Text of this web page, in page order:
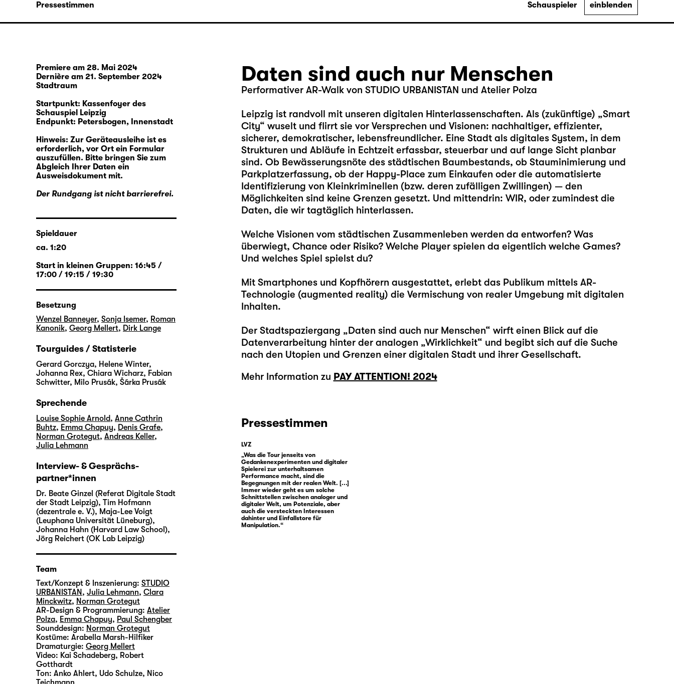
Pressestimmen Schauspieler einblenden
Daten sind auch nur Menschen
Performativer AR-Walk von STUDIO URBANISTAN und Atelier Polza
Leipzig ist randvoll mit unseren digitalen Hinterlassenschaf­ten. Als (zukünftige) „Smart
City“ wuselt und flirrt sie vor Versprechen und Visionen: nachhaltiger, effizienter,
sicherer, demokratischer, lebensfreundlicher. Eine Stadt als digitales System, in dem
Strukturen und Abläufe in Echtzeit erfassbar, steuerbar und auf lange Sicht planbar
sind. Ob Bewässerungs­nöte des städtischen Baumbestands, ob Stauminimierung und
Parkplatzerfassung, ob der Happy-Place zum Einkaufen oder die automatisierte
Identifizierung von Kleinkriminellen (bzw. deren zufälligen Zwillingen) — den
Möglichkeiten sind keine Grenzen gesetzt. Und mittendrin: WIR, oder zumindest die
Daten, die wir tagtäglich hinterlassen.
Welche Visionen vom städtischen Zusammenleben werden da entworfen? Was
überwiegt, Chance oder Risiko? Welche Play­er spielen da eigentlich welche Games?
Und welches Spiel spielst du?
Mit Smartphones und Kopfhörern ausgestattet, erlebt das Publikum mittels AR-
Technologie (augmented reality) die Vermischung von realer Umgebung mit digitalen
Inhalten.
Der Stadtspaziergang „Daten sind auch nur Menschen“ wirft einen Blick auf die
Datenverarbeitung hinter der analogen „Wirklichkeit“ und begibt sich auf die Suche
nach den Utopien und Grenzen einer digitalen Stadt und ihrer Gesellschaft.
Mehr Information zu PAY ATTENTION! 2024
Pressestimmen
LVZ
„Was die Tour jenseits von
Gedankenexperimenten und digitaler
Spielerei zur unterhaltsamen
Performance macht, sind die
Begegnungen mit der realen Welt. [...]
Immer wieder geht es um solche
Schnittstellen zwischen analoger und
digitaler Welt, um Potenziale, aber
auch die versteckten Interessen
dahinter und Einfallstore für
Manipulation.“
Premiere am 28. Mai 2024
Dernière am 21. September 2024
Stadtraum
Startpunkt: Kassenfoyer des
Schauspiel Leipzig
Endpunkt: Petersbogen, Innenstadt
Hinweis: Zur Geräteausleihe ist es
erforderlich, vor Ort ein Formular
auszufüllen. Bitte bringen Sie zum
Abgleich Ihrer Daten ein
Ausweisdokument mit.
Der Rundgang ist nicht barrierefrei.
Spieldauer
ca. 1:20
Start in kleinen Gruppen: 16:45 /
17:00 / 19:15 / 19:30
Besetzung
Wenzel Banneyer, Sonja Isemer, Roman
Kanonik, Georg Mellert, Dirk Lange
Tourguides / Statisterie
Gerard Gorczya, Helene Winter,
Johanna Rex, Chiara Wicharz, Fabian
Schwitter, Milo Prusák, Šárka Prusák
Sprechende
Louise Sophie Arnold, Anne Cathrin
Buhtz, Emma Chapuy, Denis Grafe,
Norman Grotegut, Andreas Keller,
Julia Lehmann
Interview- & Gesprächs-
partner*innen
Dr. Beate Ginzel (Referat Digitale Stadt
der Stadt Leipzig), Tim Hofmann
(dezentrale e. V.), Maja-Lee Voigt
(Leuphana Universität Lüneburg),
Johanna Hahn (Harvard Law School),
Jörg Reichert (OK Lab Leipzig)
Team
Text/Konzept & Inszenierung: STUDIO
URBANISTAN , Julia Lehmann, Clara
Minckwitz, Norman Grotegut
AR-Design & Programmierung: Atelier
Polza, Emma Chapuy, Paul Schengber
Sounddesign: Norman Grotegut
Kostüme: Arabella Marsh-Hilfiker
Dramaturgie: Georg Mellert
Video: Kai Schadeberg, Robert
Gotthardt
Ton: Anko Ahlert, Udo Schulze, Nico